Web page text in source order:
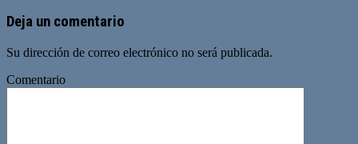
Deja un comentario
Su dirección de correo electrónico no será publicada.
Comentario